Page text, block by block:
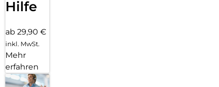
Hilfe
ab 29,90 €
inkl. MwSt.
Mehr
erfahren